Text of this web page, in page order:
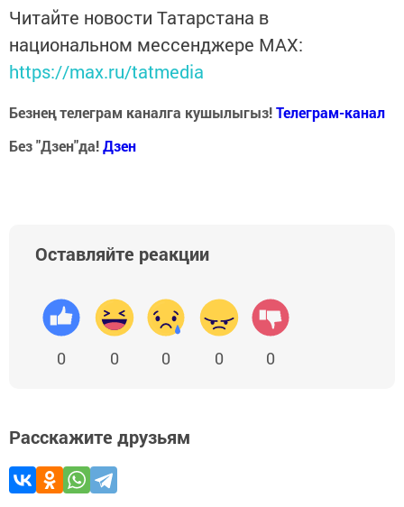
Читайте новости Татарстана в
национальном мессенджере MАХ:
https://max.ru/tatmedia
Безнең телеграм каналга кушылыгыз!Телеграм-канал
Без "Дзен"да!Дзен
Оставляйте реакции
0 0 0 0 0
Расскажите друзьям